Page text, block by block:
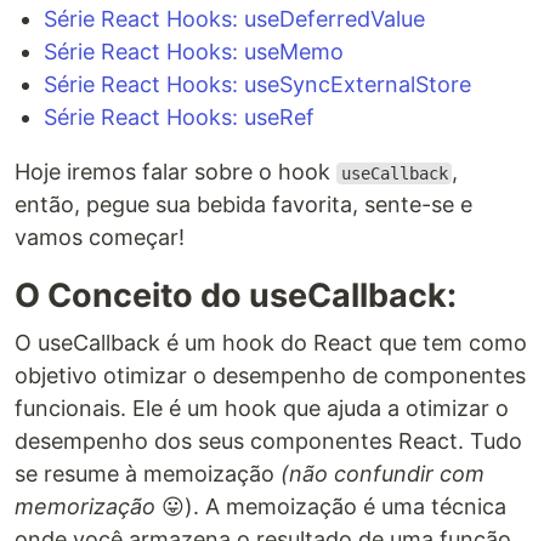
Série React Hooks: useDeferredValue
Série React Hooks: useMemo
Série React Hooks: useSyncExternalStore
Série React Hooks: useRef
Hoje iremos falar sobre o hook useCallback ,
então, pegue sua bebida favorita, sente-se e
vamos começar!
O Conceito do useCallback:
O useCallback é um hook do React que tem como
objetivo otimizar o desempenho de componentes
funcionais. Ele é um hook que ajuda a otimizar o
desempenho dos seus componentes React. Tudo
se resume à memoização (não confundir com
memorização 😛). A memoização é uma técnica